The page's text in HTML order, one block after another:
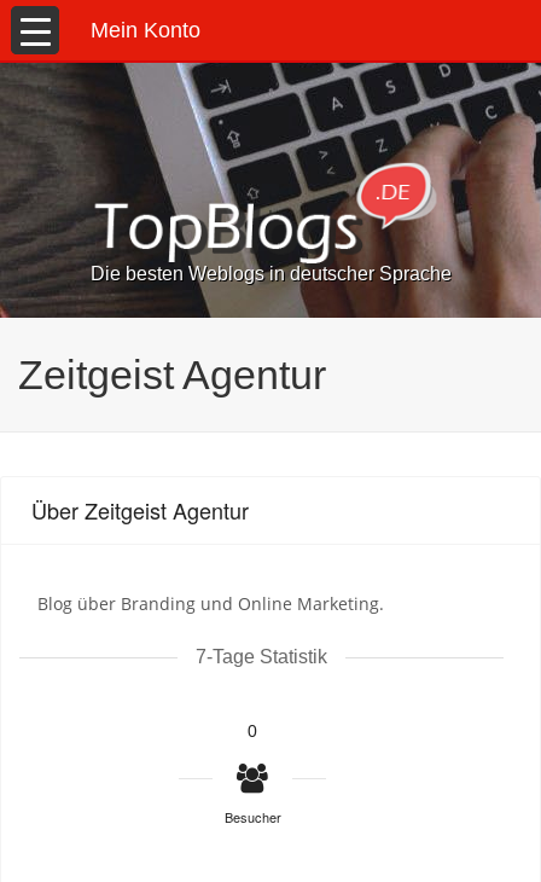
Mein Konto
Die besten Weblogs in deutscher Sprache
Zeitgeist Agentur
Über Zeitgeist Agentur
Blog über Branding und Online Marketing.
7-Tage Statistik
0
Besucher